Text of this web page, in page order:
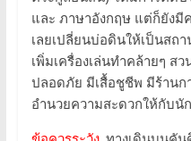
และ ภาษาอังกฤษ แต่ก็ยัง
เลยเปลี่ยนบ่อดินให้เป็นสถ
เพิ่มเครื่องเล่นทำคล้ายๆ ส
ปลอดภัย มีเสื้อชูชีพ มีร้านก
อำนวยความสะดวกให้กับนั